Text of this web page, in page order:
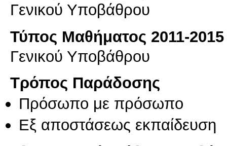
Γενικού Υποβάθρου
Τύπος Μαθήματος 2011-2015
Γενικού Υποβάθρου
Τρόπος Παράδοσης
Πρόσωπο με πρόσωπο
Eξ απoστάσεως εκπαίδευση